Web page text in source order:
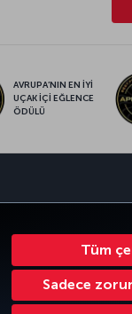
Tüm
Sadece
AVRUPA’NIN EN İYİ
UÇAK İÇİ EĞLENCE
ÖDÜLÜ
CORPORATE CLUB